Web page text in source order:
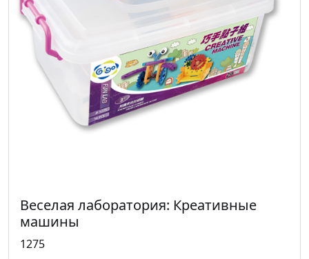
Веселая лаборатория: Креативные
машины
1275